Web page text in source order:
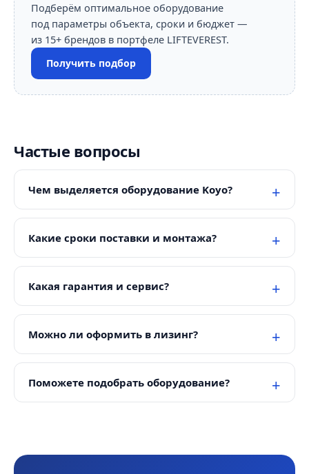
Подберём оптимальное оборудование
под параметры объекта, сроки и бюджет —
из 15+ брендов в портфеле LIFTEVEREST.
Получить подбор
Частые вопросы
Чем выделяется оборудование Koyo?
Какие сроки поставки и монтажа?
Какая гарантия и сервис?
Можно ли оформить в лизинг?
Поможете подобрать оборудование?